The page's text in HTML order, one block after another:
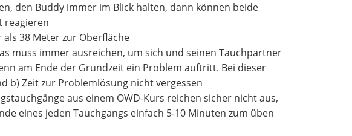
den Buddy immer im Blick halten, dann können beide
reagieren
38 Meter zur Oberfläche
muss immer ausreichen, um sich und seinen Tauchpartner
am Ende der Grundzeit ein Problem auftritt. Bei dieser
b) Zeit zur Problemlösung nicht vergessen
aus einem OWD-Kurs reichen sicher nicht aus,
eines jeden Tauchgangs einfach 5-10 Minuten zum üben